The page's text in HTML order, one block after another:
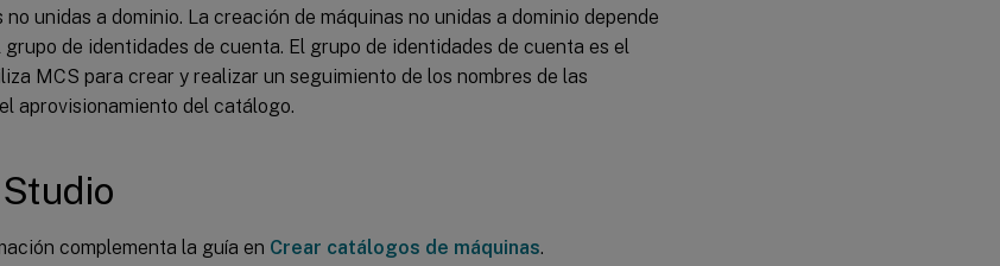
unidas a dominio. La creación de máquinas no unidas a dominio depende
de identidades de cuenta. El grupo de identidades de cuenta es el
MCS para crear y realizar un seguimiento de los nombres de las
aprovisionamiento del catálogo.
complementa la guía en Crear catálogos de máquinas.